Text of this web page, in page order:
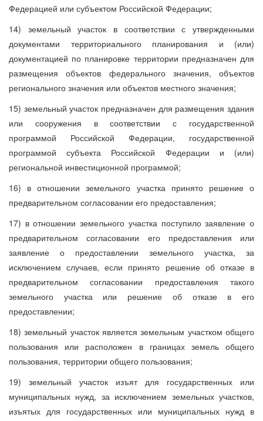
Федерацией или субъектом Российской Федерации;
14) земельный участок в соответствии с утвержденными
документами территориального планирования и (или)
документацией по планировке территории предназначен для
размещения объектов федерального значения, объектов
регионального значения или объектов местного значения;
15) земельный участок предназначен для размещения здания
или сооружения в соответствии с государственной
программой Российской Федерации, государственной
программой субъекта Российской Федерации и (или)
региональной инвестиционной программой;
16) в отношении земельного участка принято решение о
предварительном согласовании его предоставления;
17) в отношении земельного участка поступило заявление о
предварительном согласовании его предоставления или
заявление о предоставлении земельного участка, за
исключением случаев, если принято решение об отказе в
предварительном согласовании предоставления такого
земельного участка или решение об отказе в его
предоставлении;
18) земельный участок является земельным участком общего
пользования или расположен в границах земель общего
пользования, территории общего пользования;
19) земельный участок изъят для государственных или
муниципальных нужд, за исключением земельных участков,
изъятых для государственных или муниципальных нужд в